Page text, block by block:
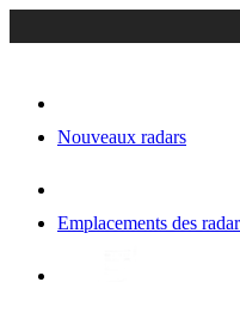
Nouveaux radars
Emplacements des